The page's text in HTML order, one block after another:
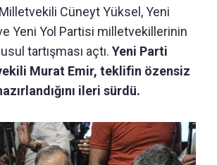
Cüneyt Yüksel, Yeni
Yeni Yol Partisi milletvekillerinin
tartışması açtı. Yeni Parti
Murat Emir, teklifin özensiz
ileri sürdü.